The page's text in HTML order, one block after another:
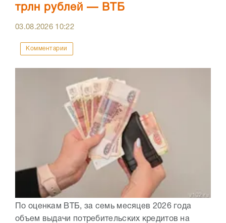
трлн рублей — ВТБ
03.08.2026 10:22
Комментарии
По оценкам ВТБ, за семь месяцев 2026 года
объем выдачи потребительских кредитов на